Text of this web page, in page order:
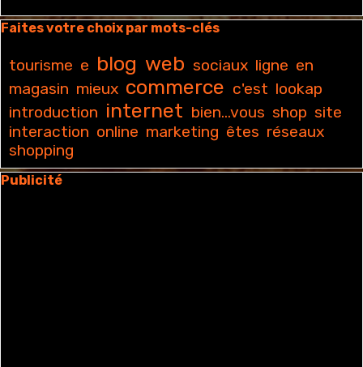
Sauter le bloc Faites votre choix par mots-clés
Faites votre choix par mots-clés
tourisme e blog web sociaux ligne en
magasin mieux commerce c'est lookap
introduction internet bien...vous shop site
interaction online marketing êtes réseaux
shopping
Sauter le bloc Publicité
Publicité